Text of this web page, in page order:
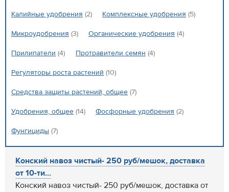
Калийные удобрения (2) Комплексные удобрения (5)
Микроудобрения (3) Органические удобрения (4)
Прилипатели (4) Протравители семян (4)
Регуляторы роста растений (10)
Средства защиты растений, общее (7)
Удобрения, общее (14) Фосфорные удобрения (2)
Фунгициды (7)
Конский навоз чистый- 250 руб/мешок, доставка
от 10-ти...
Конский навоз чистый- 250 руб/мешок, доставка от